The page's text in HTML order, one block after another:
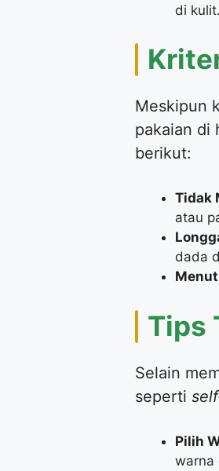
di kulit.
​Meskipun
pakaian di
berikut:
Tidak
atau
dada
​Tips
​Selain
seperti
Pilih
warna